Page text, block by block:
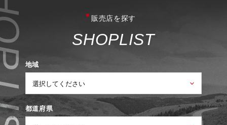
販売店を探す
SHOPLIST
地域
都道府県